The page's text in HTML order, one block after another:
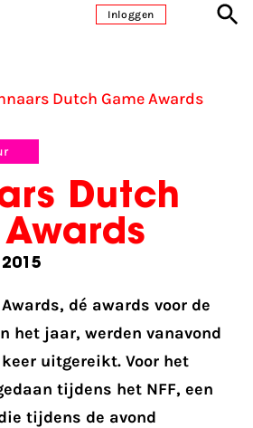
Inloggen
Dutch Game Awards
Dutch
dé awards voor de
het jaar, werden vanavond
uitgereikt. Voor het
tijdens het NFF, een
tijdens de avond